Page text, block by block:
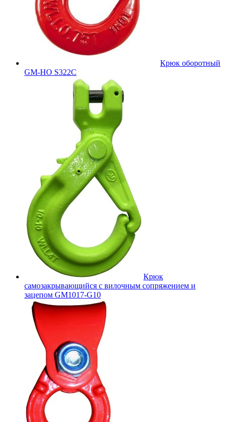
Крюк оборотный
GM-HO S322C
Крюк
самозакрывающийся с вилочным сопряжением и
зацепом GM1017-G10